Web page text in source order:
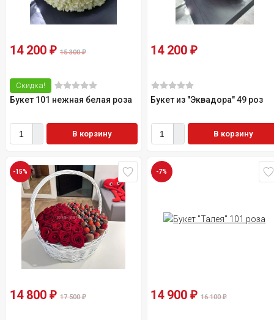
14 200 ₽ 15 300₽
Скидка!
Букет 101 нежная белая роза
В корзину
14 200₽
Букет из "Эквадора" 49 роз
В корзину
-15%
14 800 ₽ 17 500₽
-7%
14 900₽ 16 100₽